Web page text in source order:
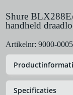
Shure
handheld
Artikelnr: 9000-
Specificaties